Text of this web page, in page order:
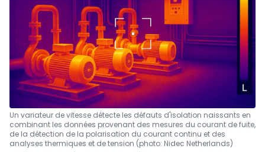
Un variateur de vitesse détecte les défauts d'isolation naissants en
combinant les données provenant des mesures du courant de fuite,
de la détection de la polarisation du courant continu et des
analyses thermiques et de tension (photo: Nidec Netherlands)